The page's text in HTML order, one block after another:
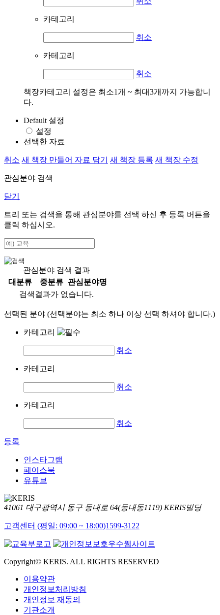
카테고리
취소
카테고리
취소
책장카테고리 설정은 최소1개 ~ 최대3개까지 가능합니
다.
Default 설정
설정
선택한 자료
취소 새 책장 만들어 자료 담기 새 책장 등록 새 책장 수정
관심분야 검색
닫기
트리 또는 검색을 통해 관심분야를 선택 하신 후 등록 버튼을
클릭 하십시오.
관심분야 검색 결과
대분류
중분류
관심분야명
검색결과가 없습니다.
선택된 분야 (선택분야는 최소 하나 이상 선택 하셔야 합니다.)
카테고리
취소
카테고리
취소
카테고리
취소
등록
인스타그램
페이스북
유튜브
41061 대구광역시 동구 동내로 64(동내동1119) KERIS빌딩
고객센터 (평일: 09:00 ~ 18:00)1599-3122
Copyright© KERIS. ALL RIGHTS RESERVED
이용약관
개인정보처리방침
개인정보 재동의
기관소개